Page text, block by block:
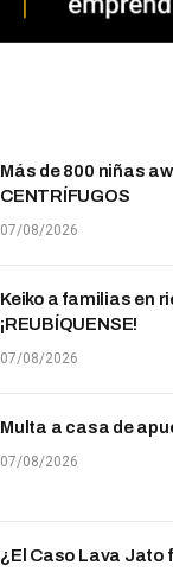
Más de 800 niñas
CENTRÍFUGOS
07/08/2026
Keiko a familias en
¡REUBÍQUENSE!
07/08/2026
Multa a casa de
07/08/2026
¿El Caso Lava Jato